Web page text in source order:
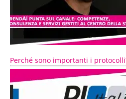
Perché sono importanti i